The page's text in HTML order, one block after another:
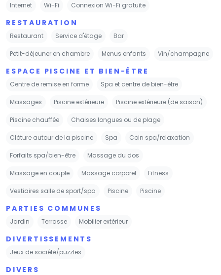
Internet Wi-Fi Connexion Wi-Fi gratuite
RESTAURATION
Restaurant Service d'étage Bar
Petit-déjeuner en chambre Menus enfants Vin/champagne
ESPACE PISCINE ET BIEN-ÊTRE
Centre de remise en forme Spa et centre de bien-être
Massages Piscine extérieure Piscine extérieure (de saison)
Piscine chauffée Chaises longues ou de plage
Clôture autour de la piscine Spa Coin spa/relaxation
Forfaits spa/bien-être Massage du dos
Massage en couple Massage corporel Fitness
Vestiaires salle de sport/spa Piscine Piscine
PARTIES COMMUNES
Jardin Terrasse Mobilier extérieur
DIVERTISSEMENTS
Jeux de société/puzzles
DIVERS